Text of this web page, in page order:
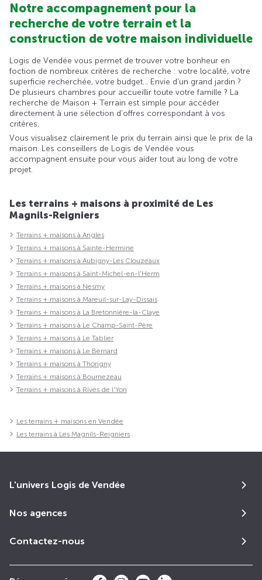
Notre accompagnement pour la
recherche de votre terrain et la
construction de votre maison individuelle
Logis de Vendée vous permet de trouver votre bonheur en
foction de nombreux critères de recherche : votre localité, votre
superficie recherchée, votre budget... Envie d'un grand jardin ?
De plusieurs chambres pour accueillir toute votre famille ? La
recherche de Maison + Terrain est simple pour accéder
directement à une sélection d'offres correspondant à vos
critères.
Vous visualisez clairement le prix du terrain ainsi que le prix de la
maison. Les conseillers de Logis de Vendée vous
accompagnent ensuite pour vous aider tout au long de votre
projet.
Les terrains + maisons à proximité de Les
Magnils-Reigniers
Terrains + maisons à Angles
Terrains + maisons à Sainte-Hermine
Terrains + maisons à Aubigny-Les Clouzeaux
Terrains + maisons à Saint-Michel-en-l'Herm
Terrains + maisons à Nesmy
Terrains + maisons à Mareuil-sur-Lay-Dissais
Terrains + maisons à La Bretonnière-la-Claye
Terrains + maisons à Le Champ-Saint-Père
Terrains + maisons à Le Tablier
Terrains + maisons à Le Bernard
Terrains + maisons à Thorigny
Terrains + maisons à Bournezeau
Terrains + maisons à Rives de l'Yon
Les terrains + maisons en Vendée
Les terrains à Les Magnils-Reigniers
L'univers Logis de Vendée
Nos agences
Contactez-nous